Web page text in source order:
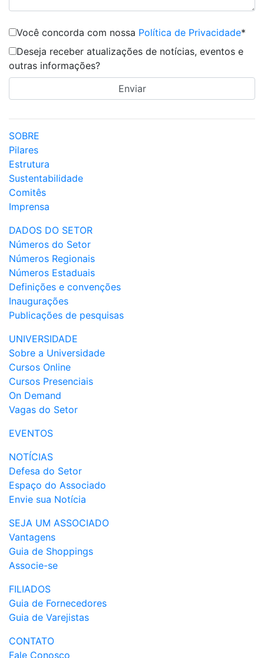
Você concorda com nossa Política de Privacidade*
Deseja receber atualizações de notícias, eventos e
outras informações?
SOBRE
Pilares
Estrutura
Sustentabilidade
Comitês
Imprensa
DADOS DO SETOR
Números do Setor
Números Regionais
Números Estaduais
Definições e convenções
Inaugurações
Publicações de pesquisas
UNIVERSIDADE
Sobre a Universidade
Cursos Online
Cursos Presenciais
On Demand
Vagas do Setor
EVENTOS
NOTÍCIAS
Defesa do Setor
Espaço do Associado
Envie sua Notícia
SEJA UM ASSOCIADO
Vantagens
Guia de Shoppings
Associe-se
FILIADOS
Guia de Fornecedores
Guia de Varejistas
CONTATO
Fale Conosco